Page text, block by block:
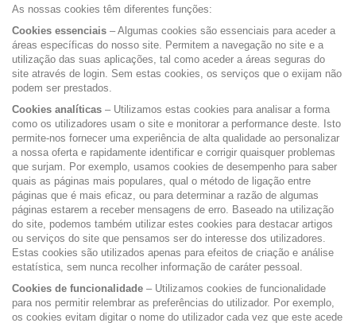
As nossas cookies têm diferentes funções:
Cookies essenciais – Algumas cookies são essenciais para aceder a
áreas específicas do nosso site. Permitem a navegação no site e a
utilização das suas aplicações, tal como aceder a áreas seguras do
site através de login. Sem estas cookies, os serviços que o exijam não
podem ser prestados.
Cookies analíticas – Utilizamos estas cookies para analisar a forma
como os utilizadores usam o site e monitorar a performance deste. Isto
permite-nos fornecer uma experiência de alta qualidade ao personalizar
a nossa oferta e rapidamente identificar e corrigir quaisquer problemas
que surjam. Por exemplo, usamos cookies de desempenho para saber
quais as páginas mais populares, qual o método de ligação entre
páginas que é mais eficaz, ou para determinar a razão de algumas
páginas estarem a receber mensagens de erro. Baseado na utilização
do site, podemos também utilizar estes cookies para destacar artigos
ou serviços do site que pensamos ser do interesse dos utilizadores.
Estas cookies são utilizados apenas para efeitos de criação e análise
estatística, sem nunca recolher informação de caráter pessoal.
Cookies de funcionalidade – Utilizamos cookies de funcionalidade
para nos permitir relembrar as preferências do utilizador. Por exemplo,
os cookies evitam digitar o nome do utilizador cada vez que este acede